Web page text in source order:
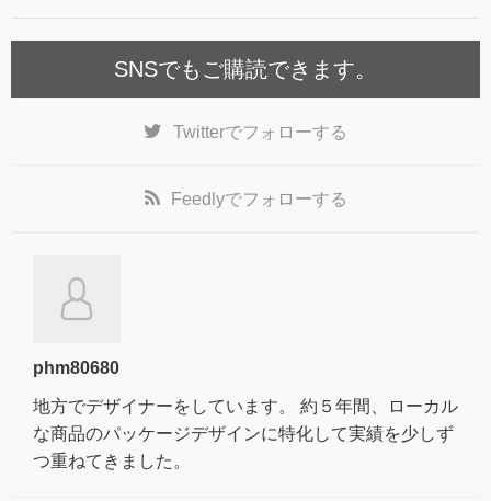
SNSでもご購読できます。
Twitterでフォローする
Feedlyでフォローする
phm80680
地方でデザイナーをしています。 約５年間、ローカル
な商品のパッケージデザインに特化して実績を少しず
つ重ねてきました。